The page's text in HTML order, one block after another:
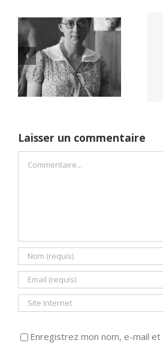
Netflix Field of
Dreams (1989)
Laisser un commentaire
Enregistrez mon nom, e-mail